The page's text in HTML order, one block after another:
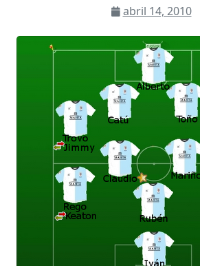
abril 14, 2010